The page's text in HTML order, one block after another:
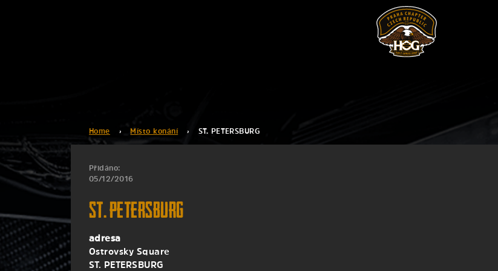
Home › Místo konání › ST. PETERSBURG
Přidáno:
05/12/2016
ST. PETERSBURG
adresa
Ostrovsky Square
ST. PETERSBURG